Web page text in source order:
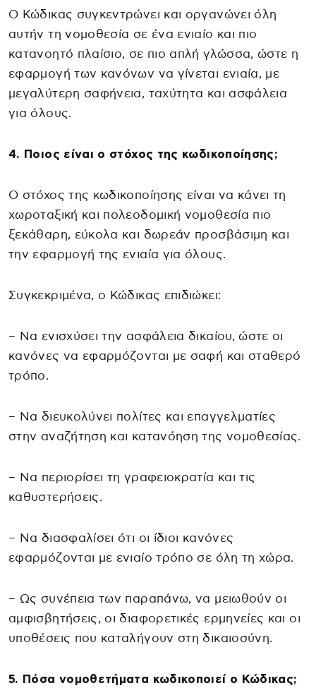
Ο Κώδικας συγκεντρώνει και οργανώνει όλη
αυτήν τη νομοθεσία σε ένα ενιαίο και πιο
κατανοητό πλαίσιο, σε πιο απλή γλώσσα, ώστε η
εφαρμογή των κανόνων να γίνεται ενιαία, με
μεγαλύτερη σαφήνεια, ταχύτητα και ασφάλεια
για όλους.
4. Ποιος είναι ο στόχος της κωδικοποίησης;
Ο στόχος της κωδικοποίησης είναι να κάνει τη
χωροταξική και πολεοδομική νομοθεσία πιο
ξεκάθαρη, εύκολα και δωρεάν προσβάσιμη και
την εφαρμογή της ενιαία για όλους.
Συγκεκριμένα, ο Κώδικας επιδιώκει:
– Να ενισχύσει την ασφάλεια δικαίου, ώστε οι
κανόνες να εφαρμόζονται με σαφή και σταθερό
τρόπο.
– Να διευκολύνει πολίτες και επαγγελματίες
στην αναζήτηση και κατανόηση της νομοθεσίας.
– Να περιορίσει τη γραφειοκρατία και τις
καθυστερήσεις.
– Να διασφαλίσει ότι οι ίδιοι κανόνες
εφαρμόζονται με ενιαίο τρόπο σε όλη τη χώρα.
– Ως συνέπεια των παραπάνω, να μειωθούν οι
αμφισβητήσεις, οι διαφορετικές ερμηνείες και οι
υποθέσεις που καταλήγουν στη δικαιοσύνη.
5. Πόσα νομοθετήματα κωδικοποιεί ο Κώδικας;